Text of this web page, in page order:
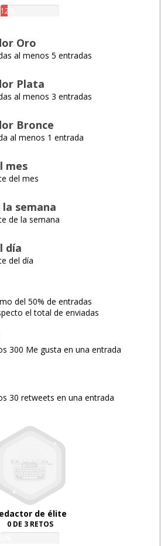
12%
Oro
al menos 5 entradas
Plata
al menos 3 entradas
Bronce
al menos 1 entrada
mes
del mes
semana
de la semana
día
del día
del 50% de entradas
el total de enviadas
300 Me gusta en una entrada
30 retweets en una entrada
de élite
0 DE 3 RETOS